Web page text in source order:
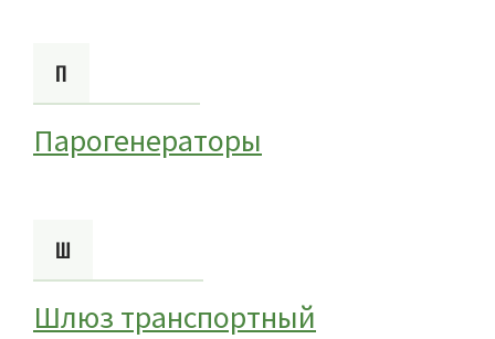
П
Парогенераторы
Ш
Шлюз транспортный